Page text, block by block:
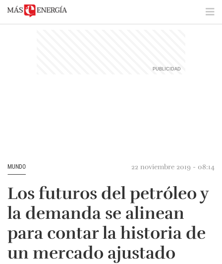
MUNDO 22 noviembre 2019 - 08:14
Los futuros del petróleo y
la demanda se alinean
para contar la historia de
un mercado ajustado